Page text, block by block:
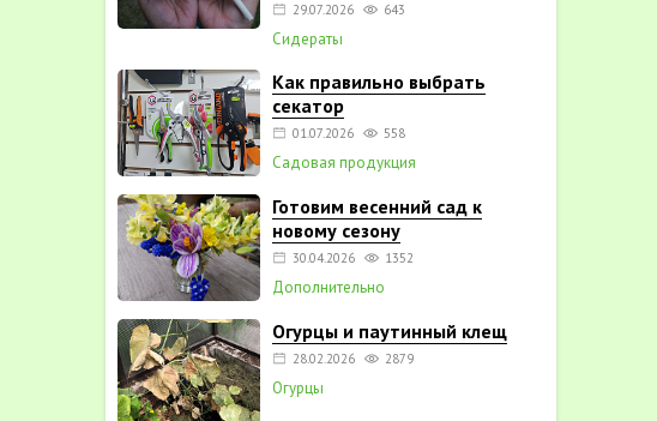
29.07.2026 643
Сидераты
Как правильно выбрать
секатор
01.07.2026 558
Садовая продукция
Готовим весенний сад к
новому сезону
30.04.2026 1352
Дополнительно
Огурцы и паутинный клещ
28.02.2026 2879
Огурцы